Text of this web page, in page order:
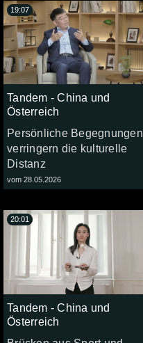
Tandem - China und
Österreich
Persönliche Begegnungen
verringern die kulturelle
Distanz
vom 28.05.2026
19:07
Tandem - China und
Österreich
20:01